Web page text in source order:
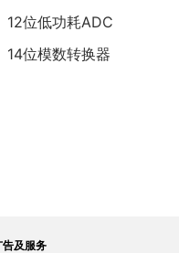
位ADC AD7195
12位低功耗ADC
14位模数转换器
告及服务